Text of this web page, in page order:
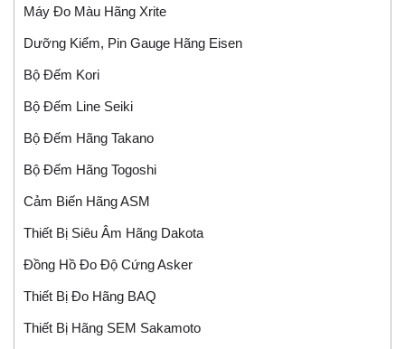
Máy Đo Màu Hãng Xrite
Dưỡng Kiểm, Pin Gauge Hãng Eisen
Bộ Đếm Kori
Bộ Đếm Line Seiki
Bộ Đếm Hãng Takano
Bộ Đếm Hãng Togoshi
Cảm Biến Hãng ASM
Thiết Bị Siêu Âm Hãng Dakota
Đồng Hồ Đo Độ Cứng Asker
Thiết Bị Đo Hãng BAQ
Thiết Bị Hãng SEM Sakamoto